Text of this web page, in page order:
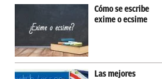
Cómo se escribe
exime o ecsime
Las mejores